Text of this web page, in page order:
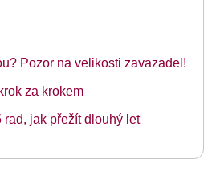
Pozor na velikosti zavazadel!
za krokem
rad, jak přežít dlouhý let